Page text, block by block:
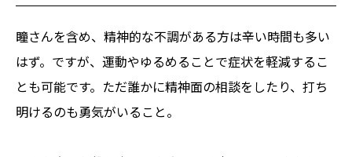
瞳さんを含め、精神的な不調がある方は辛い時間も多い
はず。ですが、運動やゆるめることで症状を軽減するこ
とも可能です。ただ誰かに精神面の相談をしたり、打ち
明けるのも勇気がいること。